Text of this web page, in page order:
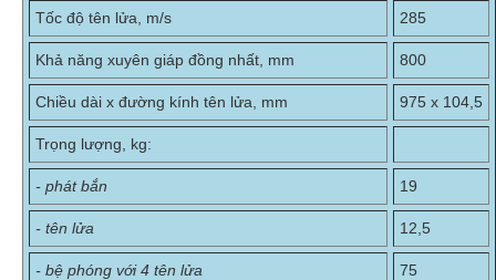
Tốc độ tên lửa, m/s 285
Khả năng xuyên giáp đồng nhất, mm 800
Chiều dài x đường kính tên lửa, mm 975 x 104,5
Trọng lượng, kg:
- phát bắn 19
- tên lửa 12,5
- bệ phóng với 4 tên lửa 75